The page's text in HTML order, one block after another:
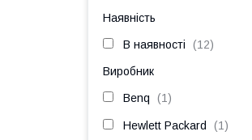
Наявність
В наявності 12
Виробник
Benq 1
Hewlett Packard 1